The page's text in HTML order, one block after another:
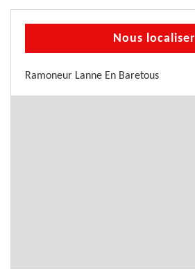
Nous localiser
Ramoneur Lanne En Baretous